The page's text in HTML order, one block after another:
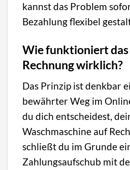
kannst das Problem
Bezahlung flexibel
Wie funktioniert das
Rechnung wirklich?
Das Prinzip ist denkbar
bewährter Weg im
du dich entscheidest,
Waschmaschine auf
schließt du im Grunde
Zahlungsaufschub mit